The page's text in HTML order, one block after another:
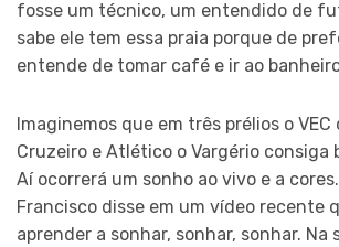
fosse um técnico, um entendido de
sabe ele tem essa praia porque de
entende de tomar café e ir ao
Imaginemos que em três prélios o
Cruzeiro e Atlético o Vargério consiga
Aí ocorrerá um sonho ao vivo e a
Francisco disse em um vídeo recente
aprender a sonhar, sonhar, sonhar. Na